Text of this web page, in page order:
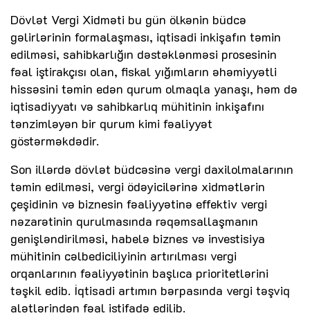
Dövlət Vergi Xidməti bu gün ölkənin büdcə
gəlirlərinin formalaşması, iqtisadi inkişafın təmin
edilməsi, sahibkarlığın dəstəklənməsi prosesinin
fəal iştirakçısı olan, fiskal yığımların əhəmiyyətli
hissəsini təmin edən qurum olmaqla yanaşı, həm də
iqtisadiyyatı və sahibkarlıq mühitinin inkişafını
tənzimləyən bir qurum kimi fəaliyyət
göstərməkdədir.
Son illərdə dövlət büdcəsinə vergi daxilolmalarının
təmin edilməsi, vergi ödəyicilərinə xidmətlərin
çeşidinin və biznesin fəaliyyətinə effektiv vergi
nəzarətinin qurulmasında rəqəmsallaşmanın
genişləndirilməsi, habelə biznes və investisiya
mühitinin cəlbediciliyinin artırılması vergi
orqanlarının fəaliyyətinin başlıca prioritetlərini
təşkil edib. İqtisadi artımın bərpasında vergi təşviq
alətlərindən fəal istifadə edilib.